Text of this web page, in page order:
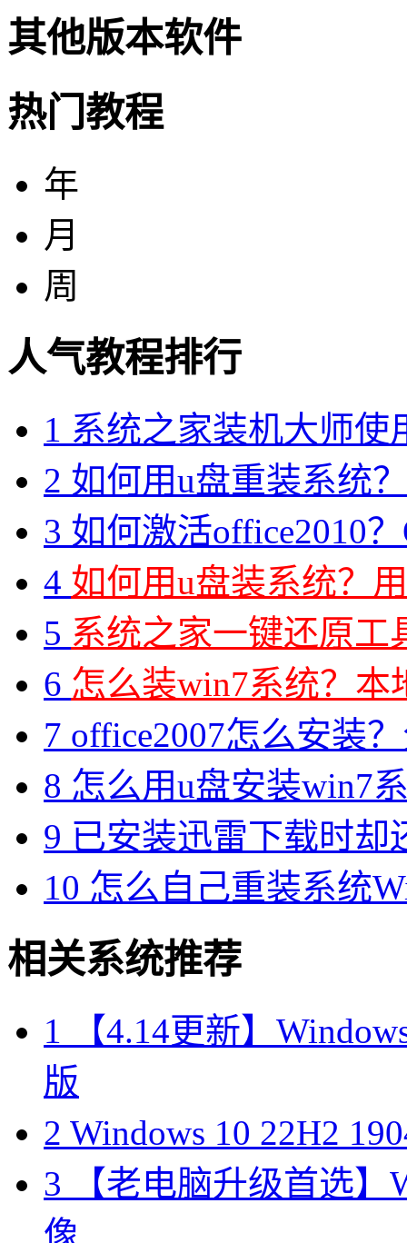
其他版本软件
热门教程
年
月
周
人气教程排行
1 系统之家装机大师使
2 如何用u盘重装系统
3 如何激活office2010
4 如何用u盘装系统？
5 系统之家一键还原工
6 怎么装win7系统？本
7 office2007怎么安装
8 怎么用u盘安装win7
9 已安装迅雷下载时却
10 怎么自己重装系统
相关系统推荐
1 【4.14更新】
版
2 Windows 10 22H2
3 【老电脑升级首选】
像